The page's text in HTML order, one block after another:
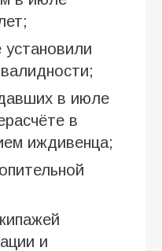
в июле
в
иждивенца;
и